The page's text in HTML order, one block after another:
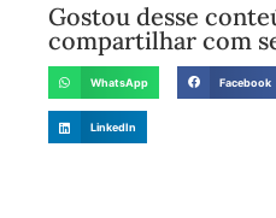
Gostou desse
compartilhar com
WhatsApp Facebook
LinkedIn